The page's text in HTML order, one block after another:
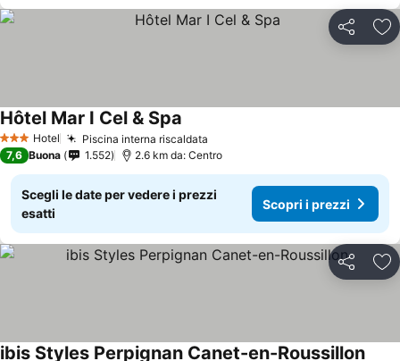
Condividi
3 StelleHotel Piscina interna riscaldata
Hôtel Mar I Cel & Spa
7,6 Buona 1.552 2.6 km da: Centro
Scegli le date per vedere i prezzi
esatti
Scopri i prezzi
Condividi
ibis Styles Perpignan Canet-en-Roussillon